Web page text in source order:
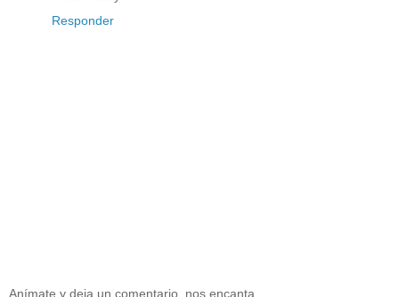
Responder
Anímate y deja un comentario, nos encanta